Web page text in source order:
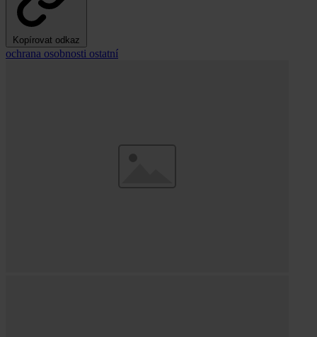
Kopírovat odkaz
ochrana osobnosti ostatní